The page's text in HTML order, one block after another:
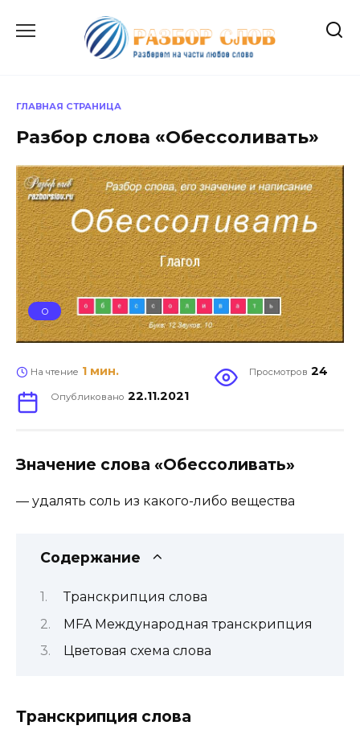
содержанию
ГЛАВНАЯ СТРАНИЦА
Разбор слова «Обессоливать»
О
На чтение 1 мин. Просмотров 24
Опубликовано 22.11.2021
Значение слова «Обессоливать»
— удалять соль из какого-либо вещества
Содержание
Транскрипция слова
MFA Международная транскрипция
Цветовая схема слова
Транскрипция слова